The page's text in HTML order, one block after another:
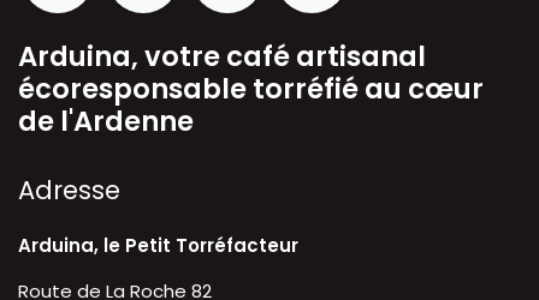
Arduina, votre café artisanal
écoresponsable torréfié au cœur
de l'Ardenne
A​dresse
Arduina, le Petit Torréfacteur
Route de La Roche 82